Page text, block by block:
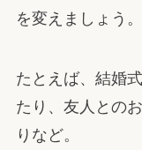
を変えましょう。
たとえば、結婚
たり、友人との
りなど。